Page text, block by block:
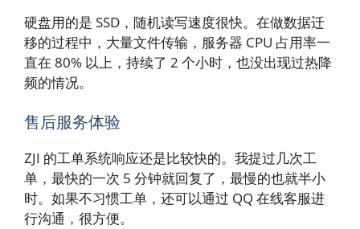
硬盘用的是 SSD，随机读写速度很快。在做数据迁
移的过程中，大量文件传输，服务器 CPU 占用率一
直在 80% 以上，持续了 2 个小时，也没出现过热降
频的情况。
售后服务体验
ZJI 的工单系统响应还是比较快的。我提过几次工
单，最快的一次 5 分钟就回复了，最慢的也就半小
时。如果不习惯工单，还可以通过 QQ 在线客服进
行沟通，很方便。